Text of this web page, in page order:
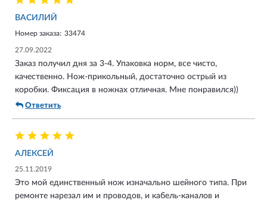
ВАСИЛИЙ
Номер заказа: 33474
27.09.2022
Заказ получил дня за 3-4. Упаковка норм, все чисто,
качественно. Нож-прикольный, достаточно острый из
коробки. Фиксация в ножнах отличная. Мне понравился))
Ответить
АЛЕКСЕЙ
25.11.2019
Это мой единственный нож изначально шейного типа. При
ремонте нарезал им и проводов, и кабель-каналов и